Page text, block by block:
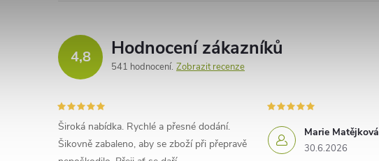
4,8 Hodnocení zákazníků
541 hodnocení Zobrazit recenze
Široká nabídka. Rychlé a přesné dodání.
Šikovně zabaleno, aby se zboží při přepravě
Marie Matějková
30.6.2026